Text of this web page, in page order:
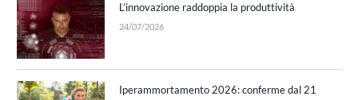
L’innovazione raddoppia la produttività
24/07/2026
Iperammortamento 2026: conferme dal 21